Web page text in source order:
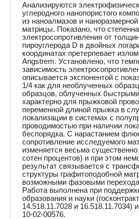
Анализируются
углеродного нанопористого
из наноалмазов и
матрицы. Показано, что
электросопротивления от
пироуглерода D в двойных
координатах претерпевает
Angstrem. Установлено, что
зависимость
описывается экспонентой с
1/4 как для необлученных
образцов, облученных
характерно для прыжковой
переменной длиной прыжка в
локализации в системах с
проводимостью при наличии
беспорядка. С нарастанием
сопротивление исследуемого
изменяется весьма существенно
сотен процентов) и при этом
результат связывается с
структуры графитоподобной
возможными фазовыми
Работа выполнена при
образования и науки
14.518.11.7028 и 16.518.11.7034)
10-02-00576.